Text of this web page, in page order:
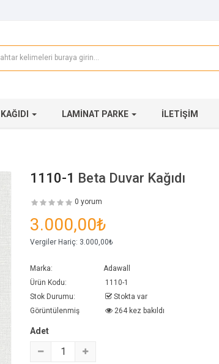
LAMINAT PARKE İLETIŞIM
1110-1 Beta Duvar Kağıdı
0 yorum
3.000,00₺
Vergiler Hariç: 3.000,00₺
Marka:
Adawall
Ürün Kodu:
1110-1
Stok Durumu:
Stokta var
Görüntülenmiş
264 kez bakıldı
Adet